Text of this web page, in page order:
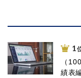
1
（
績表